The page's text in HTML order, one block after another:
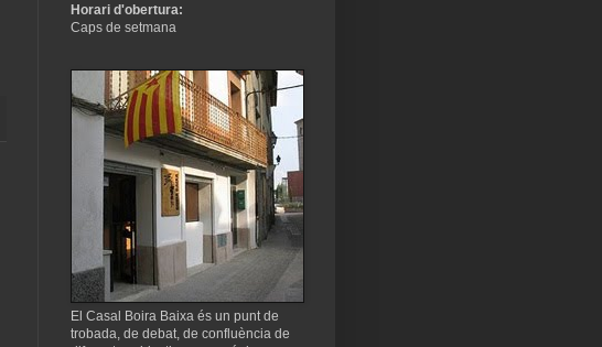
Horari d'obertura:
Caps de setmana
El Casal Boira Baixa és un punt de
trobada, de debat, de confluència de